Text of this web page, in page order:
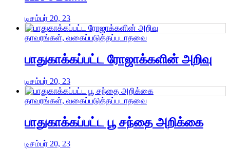
டிசம்பர் 20, 23
தாவரங்கள், வகைப்படுத்தப்படாதவை
பாதுகாக்கப்பட்ட ரோஜாக்களின் அறிவு
டிசம்பர் 20, 23
தாவரங்கள், வகைப்படுத்தப்படாதவை
பாதுகாக்கப்பட்ட பூ சந்தை அறிக்கை
டிசம்பர் 20, 23